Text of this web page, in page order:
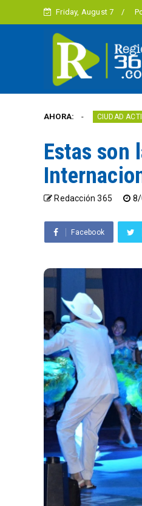
Friday, August 7
AHORA:
CIUDAD ACTIVA Villa
Estas son
Redacción 365
Facebook